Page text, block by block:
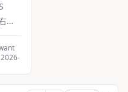
_
键
文
统
一
南